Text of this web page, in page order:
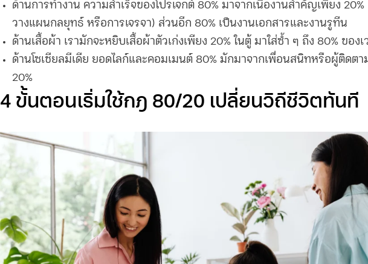
ด้านการทำงาน ความสำเร็จของโปรเจกต์ 80% มาจากเนื้องานสำคัญเพียง 20%
วางแผนกลยุทธ์ หรือการเจรจา) ส่วนอีก 80% เป็นงานเอกสารและงานรูทีน
ด้านเสื้อผ้า เรามักจะหยิบเสื้อผ้าตัวเก่งเพียง 20% ในตู้ มาใส่ซ้ำ ๆ ถึง 80% ของ
ด้านโซเชียลมีเดีย ยอดไลก์และคอมเมนต์ 80% มักมาจากเพื่อนสนิทหรือผู้ติดตา
20%
4 ขั้นตอนเริ่มใช้กฎ 80/20 เปลี่ยนวิถีชีวิตทันที